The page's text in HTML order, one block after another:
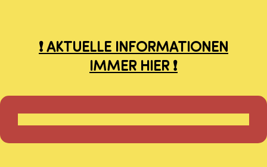
❗️ AKTUELLE INFORMATIONEN
IMMER HIER ❗️